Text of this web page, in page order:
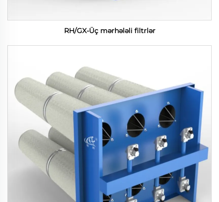
RH/GX-Üç mərhələli filtrlər